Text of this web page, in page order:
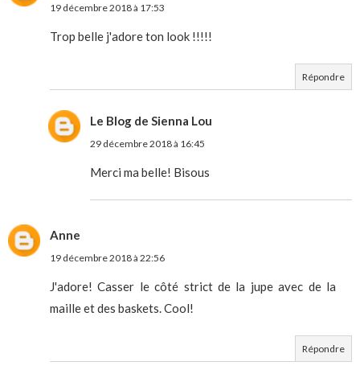
19 décembre 2018 à 17:53
Trop belle j'adore ton look !!!!!
Répondre
Le Blog de Sienna Lou
29 décembre 2018 à 16:45
Merci ma belle! Bisous
Anne
19 décembre 2018 à 22:56
J'adore! Casser le côté strict de la jupe avec de la
maille et des baskets. Cool!
Répondre